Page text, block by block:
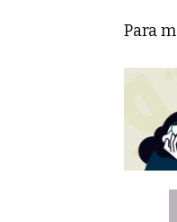
Para